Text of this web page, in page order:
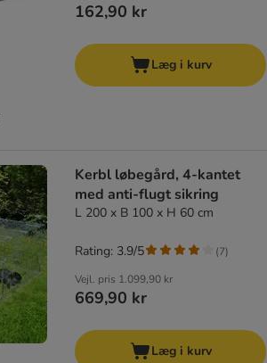
162,90 kr
Læg i kurv
Kerbl løbegård, 4-kantet
med anti-flugt sikring
L 200 x B 100 x H 60 cm
Vejl. pris 1.099,90 kr
669,90 kr
Rating: 3.9/5 (7)
Læg i kurv